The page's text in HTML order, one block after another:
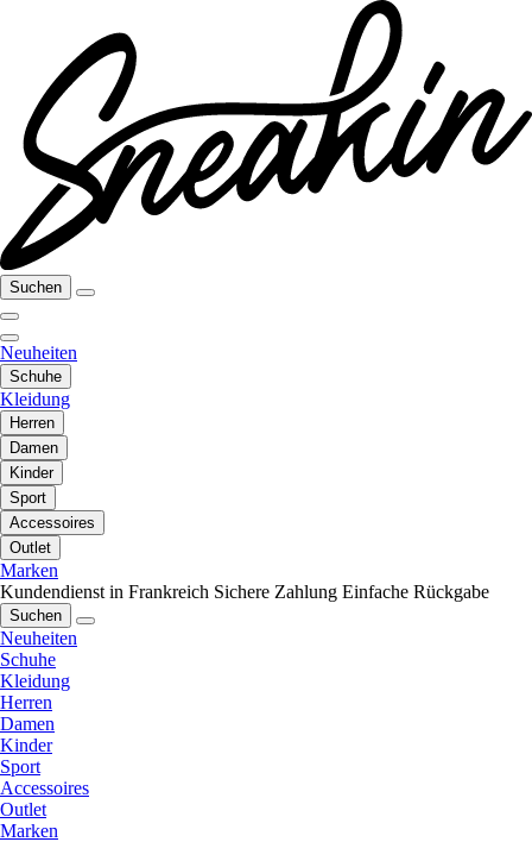
Suchen
Neuheiten
Schuhe
Kleidung
Herren
Damen
Kinder
Sport
Accessoires
Outlet
Marken
Kundendienst in Frankreich Sichere Zahlung Einfache Rückgabe
Suchen
Neuheiten
Schuhe
Kleidung
Herren
Damen
Kinder
Sport
Accessoires
Outlet
Marken